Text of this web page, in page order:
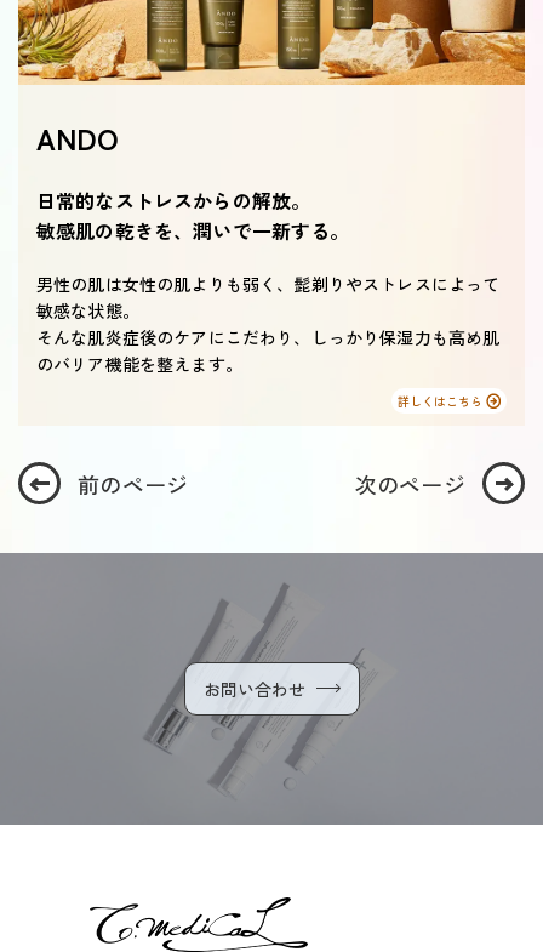
ANDO
日常的なストレスからの解放。
敏感肌の乾きを、潤いで一新する。
男性の肌は女性の肌よりも弱く、髭剃りやストレスによって
敏感な状態。
そんな肌炎症後のケアにこだわり、しっかり保湿力も高め肌
のバリア機能を整えます。
詳しくはこちら
前のページ 次のページ
お問い合わせ